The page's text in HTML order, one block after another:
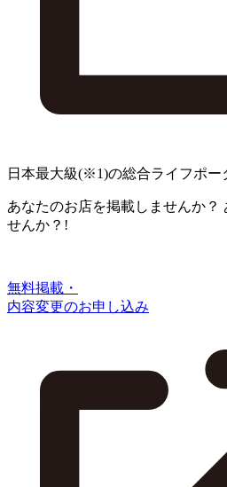
日本最大級(※1)の総合ライフポー
あなたのお店を掲載しませんか？
せんか？!
無料掲載・
内容変更のお申し込み